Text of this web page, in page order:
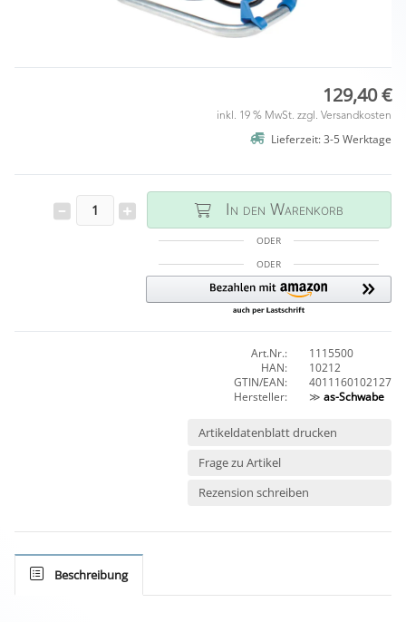
129,40 €
inkl. 19 % MwSt. zzgl. Versandkosten
Lieferzeit: 3-5 Werktage
In den Warenkorb
ODER
ODER
Art.Nr.:
1115500
HAN:
10212
GTIN/EAN:
4011160102127
Hersteller:
≫ as-Schwabe
Artikeldatenblatt drucken
Frage zu Artikel
Rezension schreiben
Beschreibung